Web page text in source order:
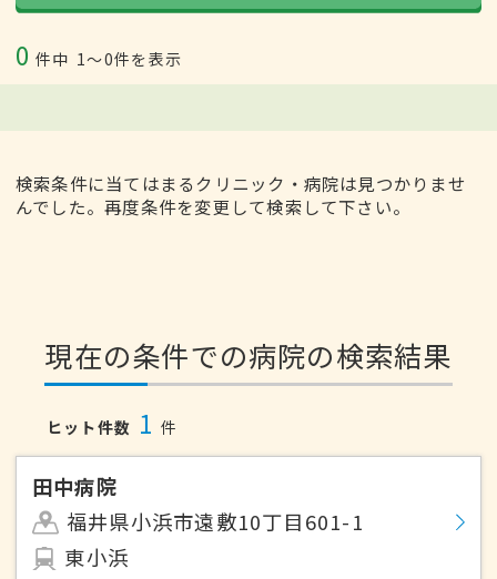
0 件中 1〜0件を表示
検索条件に当てはまるクリニック・病院は見つかりませ
んでした。再度条件を変更して検索して下さい。
現在の条件での病院の検索結果
ヒット件数 1 件
田中病院
福井県小浜市遠敷10丁目601-1
東小浜